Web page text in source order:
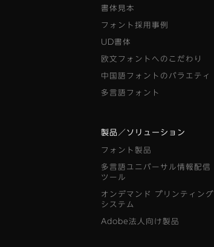
書体見本
フォント採用事例
UD書体
欧文フォントへのこだわり
中国語フォントのバラエティ
多言語フォント
製品／ソリューション
フォント製品
多言語ユニバーサル情報配信
ツール
オンデマンド プリンティング
システム
Adobe法人向け製品